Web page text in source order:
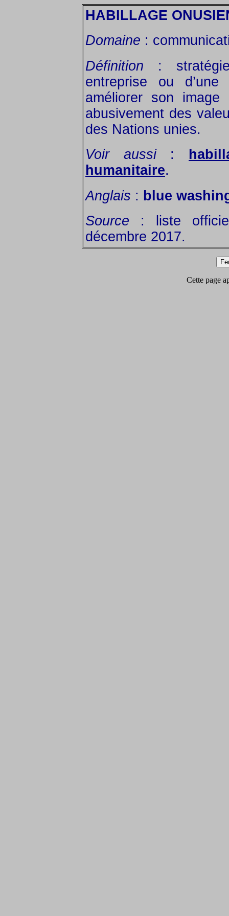
HABILLAGE
Domaine :
Définition : stratégie
entreprise ou
améliorer son
abusivement des
des Nations unies.
Voir aussi:
humanitaire.
Anglais : blue
Source : liste
décembre 2017.
Cette page